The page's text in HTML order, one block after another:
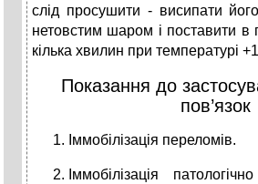
слід просушити - висипати
нетовстим шаром і поставити
кілька хвилин при температурі
Показання до
пов’язок
Іммобілізація переломів.
Іммобілізація